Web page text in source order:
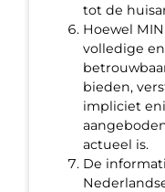
tot de
Hoewel
volledige
bieden,
impliciet
actueel is.
De